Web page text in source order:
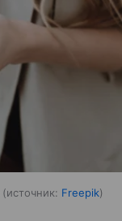
источник: Freepik